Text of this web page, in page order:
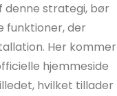
denne strategi, bør
funktioner, der
Her kommer
hjemmeside
hvilket tillader